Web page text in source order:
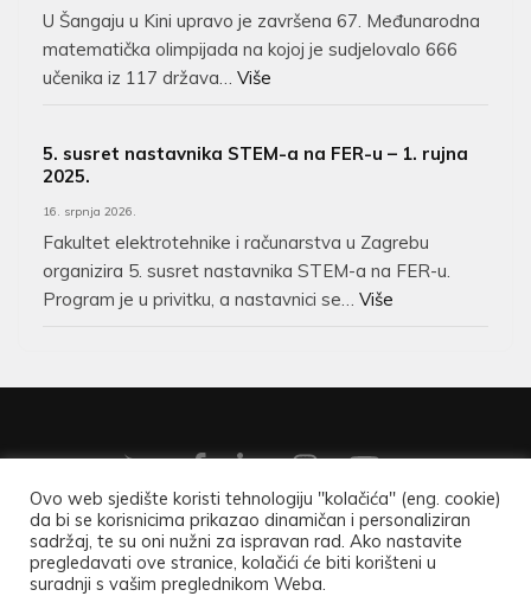
U Šangaju u Kini upravo je završena 67. Međunarodna
matematička olimpijada na kojoj je sudjelovalo 666
učenika iz 117 država… Više
5. susret nastavnika STEM-a na FER-u – 1. rujna
2025.
16. srpnja 2026.
Fakultet elektrotehnike i računarstva u Zagrebu
organizira 5. susret nastavnika STEM-a na FER-u.
Program je u privitku, a nastavnici se… Više
Copyright ©2026Hrvatsko matematičko društvo. Opći
podaci.
Ovo web sjedište koristi tehnologiju "kolačića" (eng. cookie)
da bi se korisnicima prikazao dinamičan i personaliziran
sadržaj, te su oni nužni za ispravan rad. Ako nastavite
pregledavati ove stranice, kolačići će biti korišteni u
suradnji s vašim preglednikom Weba.